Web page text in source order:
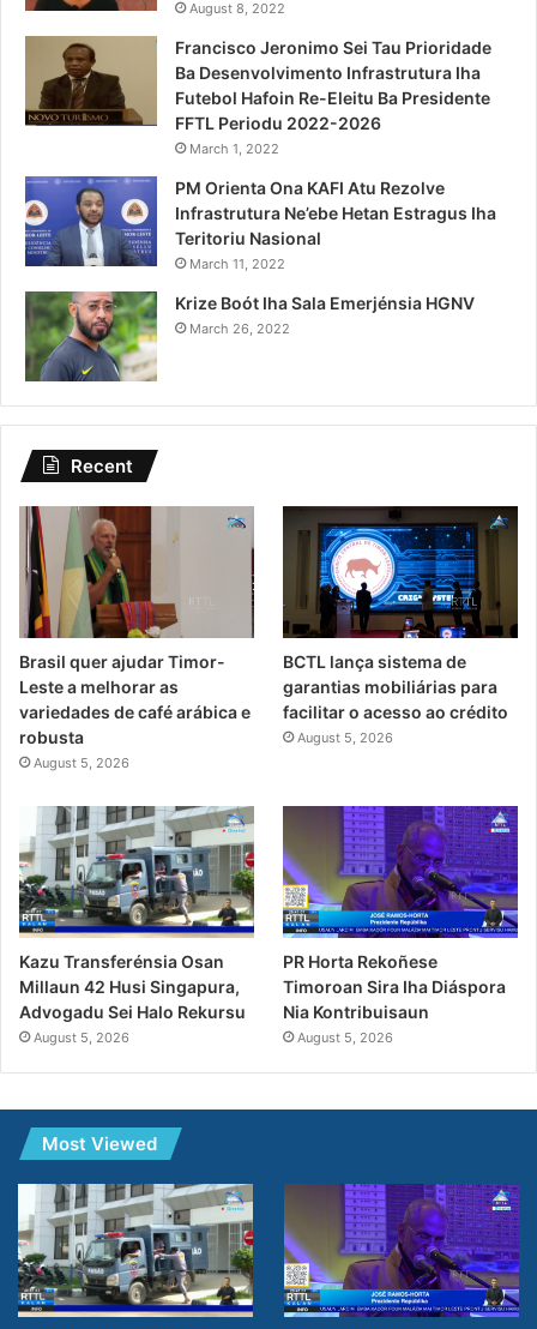
August 8, 2022
Francisco Jeronimo Sei Tau Prioridade
Ba Desenvolvimento Infrastrutura Iha
Futebol Hafoin Re-Eleitu Ba Presidente
FFTL Periodu 2022-2026
March 1, 2022
PM Orienta Ona KAFI Atu Rezolve
Infrastrutura Ne’ebe Hetan Estragus Iha
Teritoriu Nasional
March 11, 2022
Krize Boót Iha Sala Emerjénsia HGNV
March 26, 2022
Recent
Brasil quer ajudar Timor-
Leste a melhorar as
variedades de café arábica e
robusta
August 5, 2026
BCTL lança sistema de
garantias mobiliárias para
facilitar o acesso ao crédito
August 5, 2026
Kazu Transferénsia Osan
Millaun 42 Husi Singapura,
Advogadu Sei Halo Rekursu
August 5, 2026
PR Horta Rekoñese
Timoroan Sira Iha Diáspora
Nia Kontribuisaun
August 5, 2026
Most Viewed